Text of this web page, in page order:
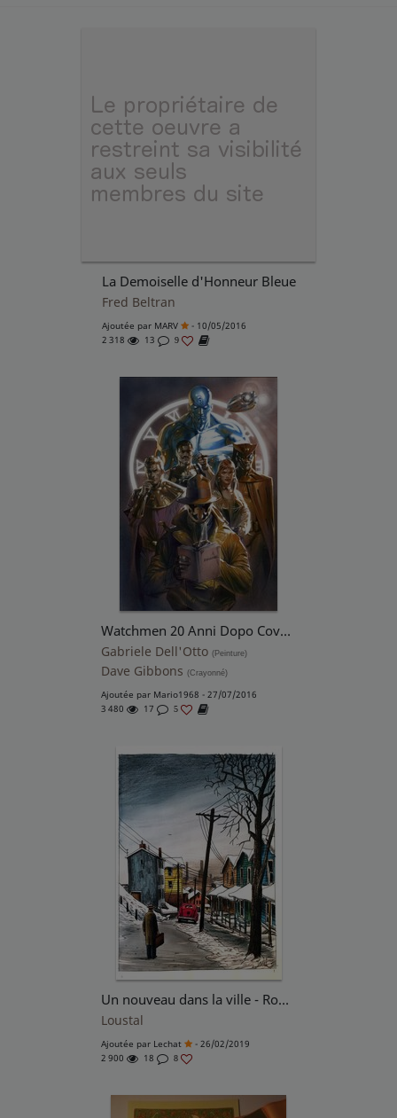
La Demoiselle d'Honneur Bleue
Fred Beltran
Ajoutée par MARV
- 10/05/2016
2 318
13 9
Watchmen 20 Anni Dopo Cover,Gabrielle Dell'Otto
Gabriele Dell'Otto (Peinture)
Dave Gibbons (Crayonné)
Ajoutée par Mario1968 - 27/07/2016
3 480
17 5
Un nouveau dans la ville - Roman de Simenon illustré par Loustal
Loustal
Ajoutée par Lechat
- 26/02/2019
2 900
18 8